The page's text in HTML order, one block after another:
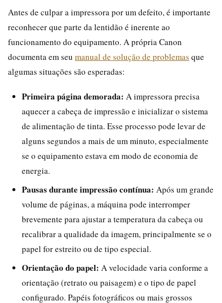
Antes de culpar a impressora por um defeito, é importante
reconhecer que parte da lentidão é inerente ao
funcionamento do equipamento. A própria Canon
documenta em seu manual de solução de problemas que
algumas situações são esperadas:
Primeira página demorada: A impressora precisa
aquecer a cabeça de impressão e inicializar o sistema
de alimentação de tinta. Esse processo pode levar de
alguns segundos a mais de um minuto, especialmente
se o equipamento estava em modo de economia de
energia.
Pausas durante impressão contínua: Após um grande
volume de páginas, a máquina pode interromper
brevemente para ajustar a temperatura da cabeça ou
recalibrar a qualidade da imagem, principalmente se o
papel for estreito ou de tipo especial.
Orientação do papel: A velocidade varia conforme a
orientação (retrato ou paisagem) e o tipo de papel
configurado. Papéis fotográficos ou mais grossos